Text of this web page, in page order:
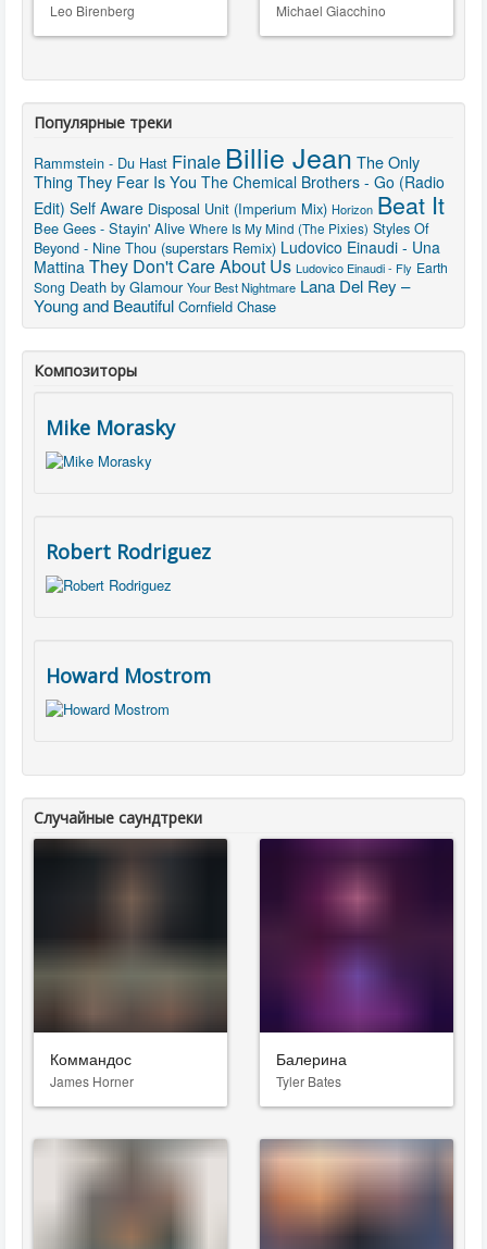
Leo Birenberg Michael Giacchino
Популярные треки
Rammstein - Du Hast Finale Billie Jean The Only
Thing They Fear Is You The Chemical Brothers - Go (Radio
Edit) Self Aware Disposal Unit (Imperium Mix) Horizon Beat It
Bee Gees - Stayin' Alive Where Is My Mind (The Pixies) Styles Of
Beyond - Nine Thou (superstars Remix) Ludovico Einaudi - Una
Mattina They Don't Care About Us Ludovico Einaudi - Fly Earth
Song Death by Glamour Your Best Nightmare Lana Del Rey –
Young and Beautiful Cornfield Chase
Композиторы
Mike Morasky
Robert Rodriguez
Howard Mostrom
Случайные саундтреки
Коммандос
James Horner
Балерина
Tyler Bates